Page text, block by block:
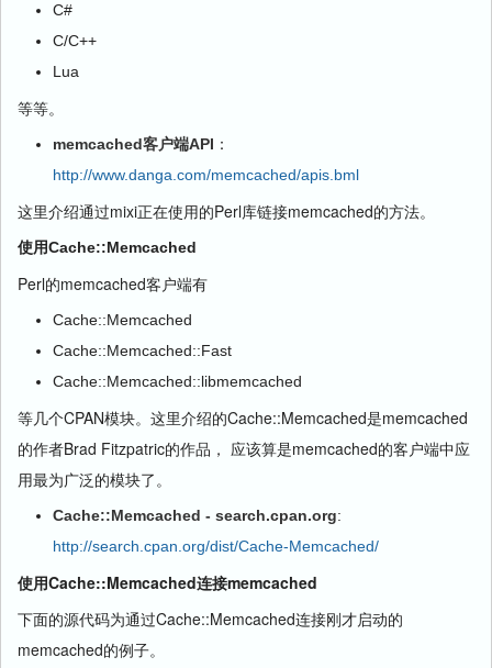
C#
C/C++
Lua
等等。
memcached客户端API ：
http://www.danga.com/memcached/apis.bml
这里介绍通过mixi正在使用的Perl库链接memcached的方法。
使用Cache::Memcached
Perl的memcached客户端有
Cache::Memcached
Cache::Memcached::Fast
Cache::Memcached::libmemcached
等几个CPAN模块。这里介绍的Cache::Memcached是memcached
的作者Brad Fitzpatric的作品， 应该算是memcached的客户端中应
用最为广泛的模块了。
Cache::Memcached - search.cpan.org:
http://search.cpan.org/dist/Cache-Memcached/
使用Cache::Memcached连接memcached
下面的源代码为通过Cache::Memcached连接刚才启动的
memcached的例子。